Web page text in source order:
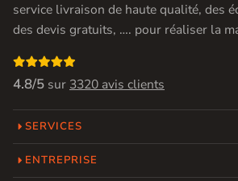
service livraison de haute qualité, des
des devis gratuits, …. pour réaliser la

4.8/5 sur 3320 avis clients
SERVICES
ENTREPRISE